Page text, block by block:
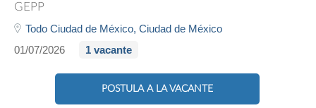
GEPP
Todo Ciudad de México, Ciudad de México
01/07/2026
1 vacante
POSTULA A LA VACANTE